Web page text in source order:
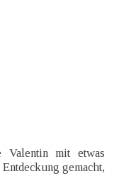
mit etwas
gemacht,